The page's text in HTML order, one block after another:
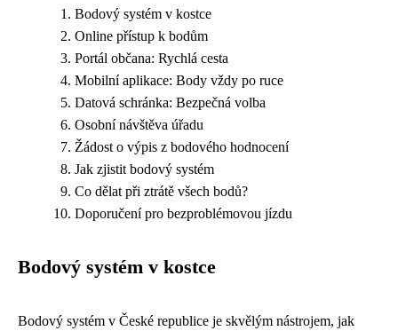
Bodový systém v kostce
Online přístup k bodům
Portál občana: Rychlá cesta
Mobilní aplikace: Body vždy po ruce
Datová schránka: Bezpečná volba
Osobní návštěva úřadu
Žádost o výpis z bodového hodnocení
Jak zjistit bodový systém
Co dělat při ztrátě všech bodů?
Doporučení pro bezproblémovou jízdu
Bodový systém v kostce
Bodový systém v České republice je skvělým nástrojem, jak